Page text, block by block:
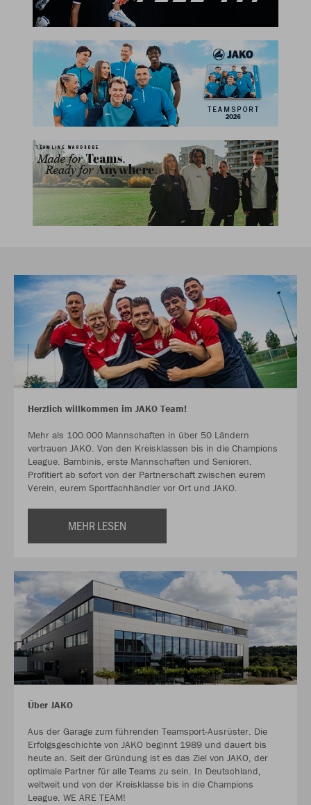
Herzlich willkommen im JAKO Team!
Mehr als 100.000 Mannschaften in über 50 Ländern
vertrauen JAKO. Von den Kreisklassen bis in die Champions
League. Bambinis, erste Mannschaften und Senioren.
Profitiert ab sofort von der Partnerschaft zwischen eurem
Verein, eurem Sportfachhändler vor Ort und JAKO.
MEHR LESEN
Über JAKO
Aus der Garage zum führenden Teamsport-Ausrüster. Die
Erfolgsgeschichte von JAKO beginnt 1989 und dauert bis
heute an. Seit der Gründung ist es das Ziel von JAKO, der
optimale Partner für alle Teams zu sein. In Deutschland,
weltweit und von der Kreisklasse bis in die Champions
League. WE ARE TEAM!